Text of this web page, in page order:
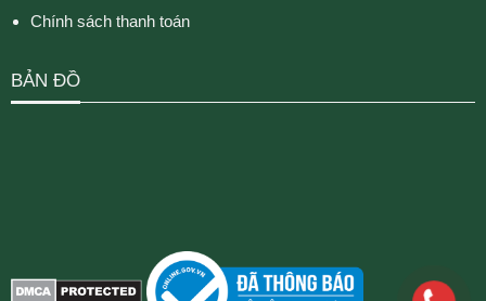
Chính sách thanh toán
BẢN ĐỒ